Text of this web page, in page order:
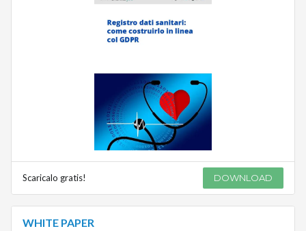
Scaricalo gratis! DOWNLOAD
WHITE PAPER